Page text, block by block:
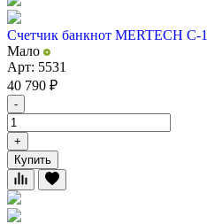
Счетчик банкнот MERTECH C-
Мало
Арт: 5531
40 790 ₽
-
+
Купить